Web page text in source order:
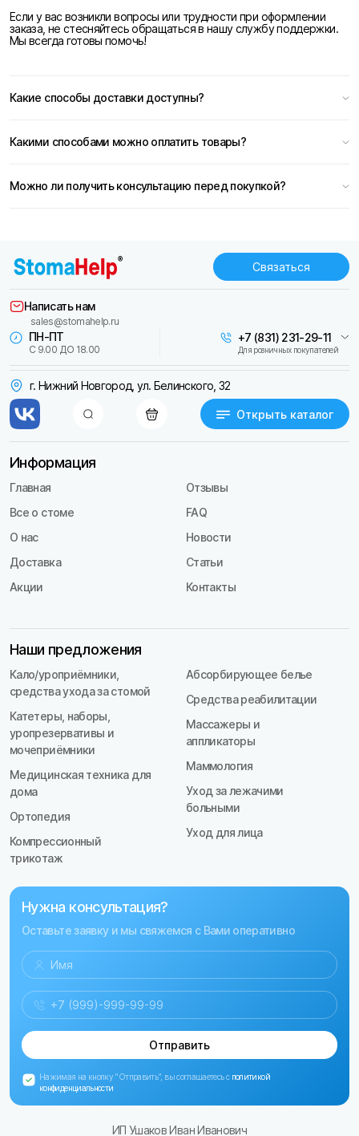
Если у вас возникли вопросы или трудности при оформлении
заказа, не стесняйтесь обращаться в нашу службу поддержки.
Мы всегда готовы помочь!
Какие способы доставки доступны?
Какими способами можно оплатить товары?
Можно ли получить консультацию перед покупкой?
Связаться
г. Нижний Новгород, ул. Белинского, 32
Открыть каталог
ПН-ПТ
С 9.00 ДО 18.00
+7 (831) 231-29-11
Для розничных покупателей
Написать нам
sales@stomahelp.ru
Информация
Главная
Все о стоме
О нас
Доставка
Акции
Отзывы
FAQ
Новости
Статьи
Контакты
Наши предложения
Кало/уроприёмники,
средства ухода за стомой
Катетеры, наборы,
уропрезервативы и
мочеприёмники
Медицинская техника для
дома
Ортопедия
Компрессионный
трикотаж
Абсорбирующее белье
Средства реабилитации
Массажеры и
аппликаторы
Маммология
Уход за лежачими
больными
Уход для лица
Нужна консультация?
Оставьте заявку и мы свяжемся с Вами оперативно
Отправить
Нажимая на кнопку "Отправить", вы соглашаетесь с политикой
конфиденциальности
ИП Ушаков Иван Иванович